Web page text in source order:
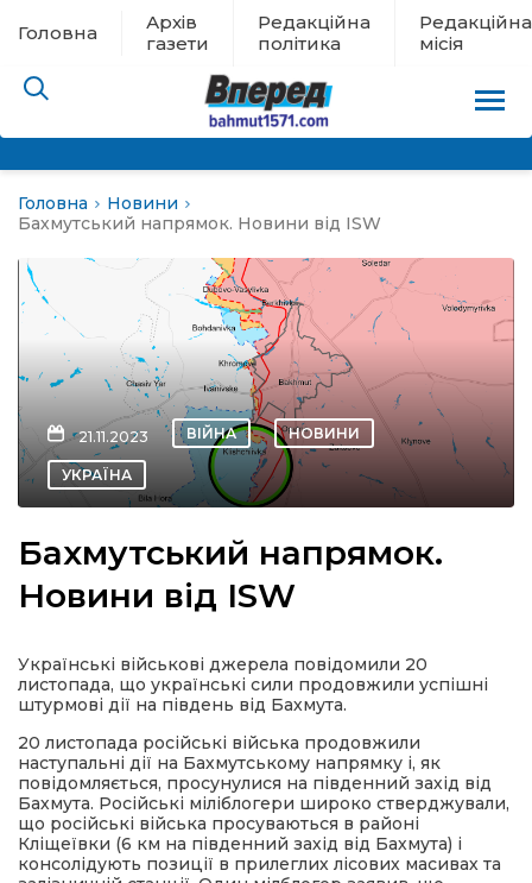
Головна
Архів
газети
Редакційна
політика
Редакційна
місія
евакуації
новини
політика
місія
Головна
Новини
Бахмутський напрямок. Новини від ISW
21.11.2023 ВІЙНА НОВИНИ
УКРАЇНА
Бахмутський напрямок.
Новини від ISW
Українські військові джерела повідомили 20
листопада, що українські сили продовжили успішні
штурмові дії на південь від Бахмута.
20 листопада російські війська продовжили
наступальні дії на Бахмутському напрямку і, як
повідомляється, просунулися на південний захід від
Бахмута. Російські міліблогери широко стверджували,
що російські війська просуваються в районі
Кліщеївки (6 км на південний захід від Бахмута) і
консолідують позиції в прилеглих лісових масивах та